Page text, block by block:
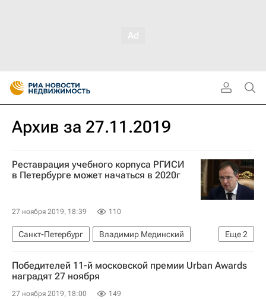
Архив за 27.11.2019
Реставрация учебного корпуса РГИСИ
в Петербурге может начаться в 2020г
27 ноября 2019, 18:39 110
Еще2
Санкт-Петербург
Владимир Мединский
Реставрация
Россия
Победителей 11-й московской премии Urban Awards
наградят 27 ноября
27 ноября 2019, 18:00 149